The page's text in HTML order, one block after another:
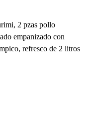
2 pzas pollo
empanizado con
refresco de 2 litros